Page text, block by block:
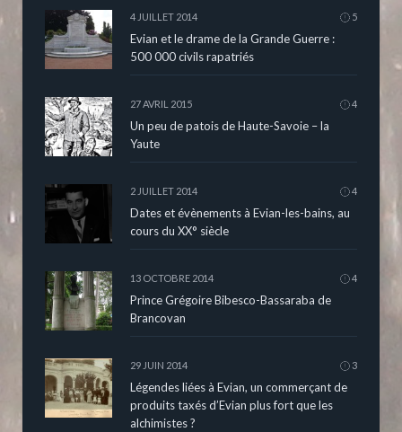
4 JUILLET 2014 5
Evian et le drame de la Grande Guerre :
500 000 civils rapatriés
27 AVRIL 2015 4
Un peu de patois de Haute-Savoie – la
Yaute
2 JUILLET 2014 4
Dates et évènements à Evian-les-bains, au
cours du XX° siècle
13 OCTOBRE 2014 4
Prince Grégoire Bibesco-Bassaraba de
Brancovan
29 JUIN 2014 3
Légendes liées à Evian, un commerçant de
produits taxés d’Evian plus fort que les
alchimistes ?